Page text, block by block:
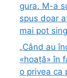
gura. M-a
spus doar
mai pot
„Când au
«hoață» în
o privea ca